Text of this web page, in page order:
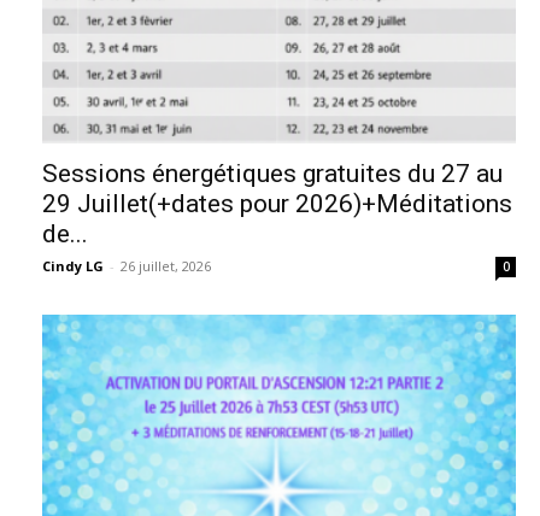
Sessions énergétiques gratuites du 27 au
29 Juillet(+dates pour 2026)+Méditations
de...
Cindy LG - 26 juillet, 2026 0